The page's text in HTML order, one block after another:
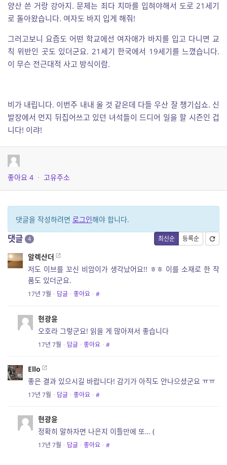
양산 쓴 거랑 강아지. 문제는 죄다 치마를 입혀야해서 도로 21세기
로 돌아왔습니다. 여자도 바지 입게 해줘!
그러고보니 요즘도 어떤 학교에선 여자애가 바지를 입고 다니면 교
칙 위반인 곳도 있더군요. 21세기 한국에서 19세기를 느꼈습니다.
이 무슨 전근대적 사고 방식이람.
비가 내립니다. 이번주 내내 올 것 같은데 다들 우산 잘 챙기십쇼. 신
발장에서 먼지 뒤집어쓰고 있던 녀석들이 드디어 일을 할 시즌인 겁
니다! 이랴!
좋아요 4 · 고유주소
댓글을 작성하려면 로그인해야 합니다.
최신순 등록순
댓글 4
알렉산더
저도 이브를 꼬신 비암이가 생각났어요!! ㅎㅎ 이를 소재로 한 작
품도 있더군요.
17년 7월 · 답글 · 좋아요 · #
현광윤
오호라 그렇군요! 읽을 게 많아져서 좋습니다
17년 7월 · 답글 · 좋아요 · #
Ello
좋은 결과 있으시길 바랍니다! 감기가 아직도 안나으셨군요 ㅠㅠ
17년 7월 · 답글 · 좋아요 · #
현광윤
정확히 말하자면 나은지 이틀만에 또… (
17년 7월 · 답글 · 좋아요 · #